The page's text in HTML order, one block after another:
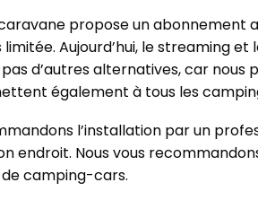
propose un abonnement
limitée. Aujourd’hui, le streaming
d’autres alternatives, car nous
également à tous les
l’installation par un
endroit. Nous vous
camping-cars.